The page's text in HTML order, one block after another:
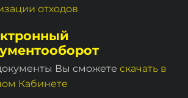
отходов
Вы сможете скачать в
Кабинете